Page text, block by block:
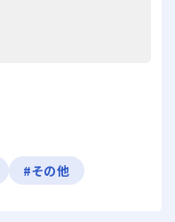
#その他